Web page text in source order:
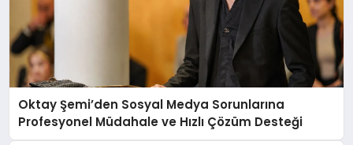
Oktay Şemi’den Sosyal Medya Sorunlarına
Profesyonel Müdahale ve Hızlı Çözüm Desteği